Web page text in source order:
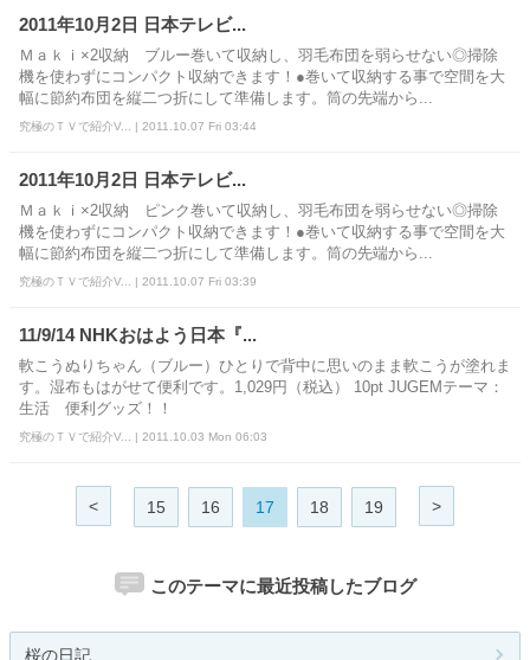
2011年10月2日 日本テレビ...
Ｍａｋｉ×2収納 ブルー巻いて収納し、羽毛布団を弱らせない◎掃除
機を使わずにコンパクト収納できます！●巻いて収納する事で空間を大
幅に節約布団を縦二つ折にして準備します。筒の先端から...
究極のＴＶで紹介V... | 2011.10.07 Fri 03:44
2011年10月2日 日本テレビ...
Ｍａｋｉ×2収納 ピンク巻いて収納し、羽毛布団を弱らせない◎掃除
機を使わずにコンパクト収納できます！●巻いて収納する事で空間を大
幅に節約布団を縦二つ折にして準備します。筒の先端から...
究極のＴＶで紹介V... | 2011.10.07 Fri 03:39
11/9/14 NHKおはよう日本『...
軟こうぬりちゃん（ブルー）ひとりで背中に思いのまま軟こうが塗れま
す。湿布もはがせて便利です。1,029円（税込） 10pt JUGEMテーマ：
生活 便利グッズ！！
究極のＴＶで紹介V... | 2011.10.03 Mon 06:03
< 15 16 17 18 19 >
このテーマに最近投稿したブログ
桜の日記